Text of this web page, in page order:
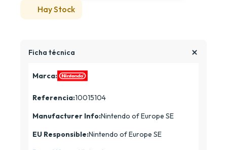
Hay Stock
Ficha técnica
Marca:
Referencia:10015104
Manufacturer Info:Nintendo of Europe SE
EU Responsible:Nintendo of Europe SE